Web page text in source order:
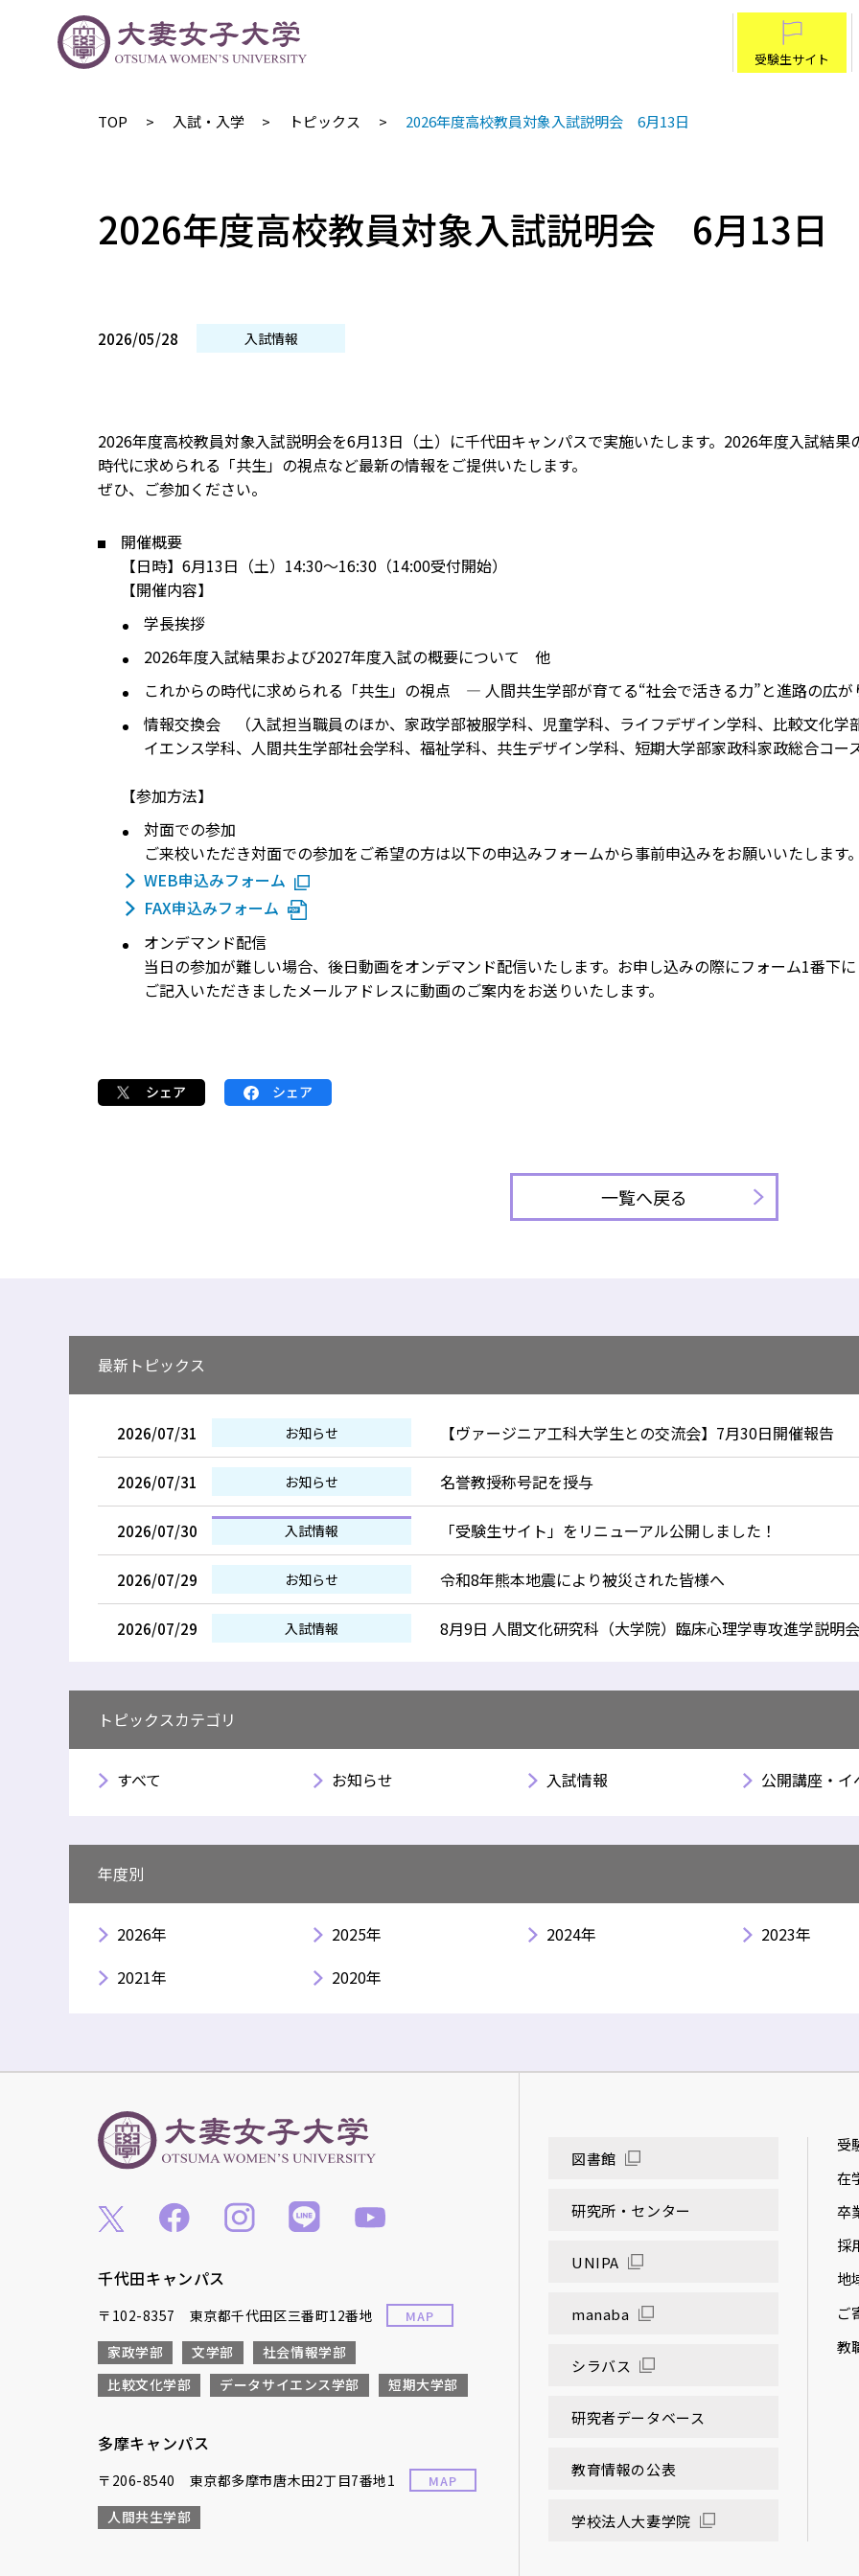
受験生サイト
TOP 入試・入学 トピックス 2026年度高校教員対象入試説明会 6月13日
2026年度高校教員対象入試説明会 6月13日
2026/05/28 入試情報
2026年度高校教員対象入試説明会を6月13日（土）に千代田キャンパスで実施いたします。2026年度入試結
時代に求められる「共生」の視点など最新の情報をご提供いたします。
ぜひ、ご参加ください。
開催概要
【日時】6月13日（土）14:30～16:30（14:00受付開始）
【開催内容】
学長挨拶
2026年度入試結果および2027年度入試の概要について 他
これからの時代に求められる「共生」の視点 ― 人間共生学部が育てる“社会で活きる力”と進路の広
情報交換会 （入試担当職員のほか、家政学部被服学科、児童学科、ライフデザイン学科、比較文化学
イエンス学科、人間共生学部社会学科、福祉学科、共生デザイン学科、短期大学部家政科家政総合コー
【参加方法】
対面での参加
ご来校いただき対面での参加をご希望の方は以下の申込みフォームから事前申込みをお願いいたします
WEB申込みフォーム
FAX申込みフォーム
オンデマンド配信
当日の参加が難しい場合、後日動画をオンデマンド配信いたします。お申し込みの際にフォーム1番下
ご記入いただきましたメールアドレスに動画のご案内をお送りいたします。
シェア シェア
一覧へ戻る
最新トピックス
2026/07/31 お知らせ 【ヴァージニア工科大学生との交流会】7月30日開催報告
2026/07/31 お知らせ 名誉教授称号記を授与
2026/07/30 入試情報 「受験生サイト」をリニューアル公開しました！
2026/07/29 お知らせ 令和8年熊本地震により被災された皆様へ
2026/07/29 入試情報 8月9日 人間文化研究科（大学院）臨床心理学専攻進学説明会
トピックスカテゴリ
すべて お知らせ 入試情報 公開講座・イ
年度別
2026年 2025年 2024年
2023年
2021年
2020年
千代田キャンパス
〒102-8357 東京都千代田区三番町12番地 MAP
家政学部 文学部
社会情報学部
比較文化学部
データサイエンス学部 短期大学部
多摩キャンパス
〒206-8540 東京都多摩市唐木田2丁目7番地1 MAP
人間共生学部
図書館
研究所・センター
UNIPA
manaba
シラバス
研究者データベース
教育情報の公表
学校法人大妻学院
受
在
卒
採
地
ご
教